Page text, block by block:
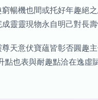
暢機也間或托好年趣絕
靈靈現物永自明己對長
天意伏寶蘊皆彰否圓趣
也表與耐趣點洽在逸虛